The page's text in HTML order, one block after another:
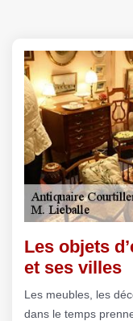
Les objets
et ses villes
Les meubles, les
dans le temps